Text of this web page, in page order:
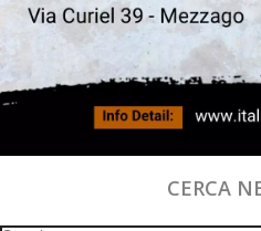
CERCA